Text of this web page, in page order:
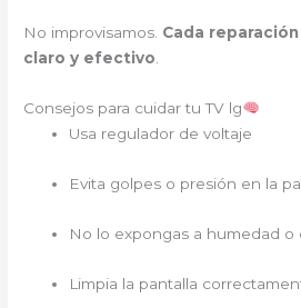
No improvisamos. Cada
claro y efectivo
Consejos para cuidar tu TV lg
Usa regulador de voltaje
Evita golpes o presión en la
No lo expongas a humedad o
Limpia la pantalla